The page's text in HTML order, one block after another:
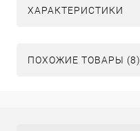
ХАРАКТЕРИСТИКИ
ПОХОЖИЕ ТОВАРЫ (8)